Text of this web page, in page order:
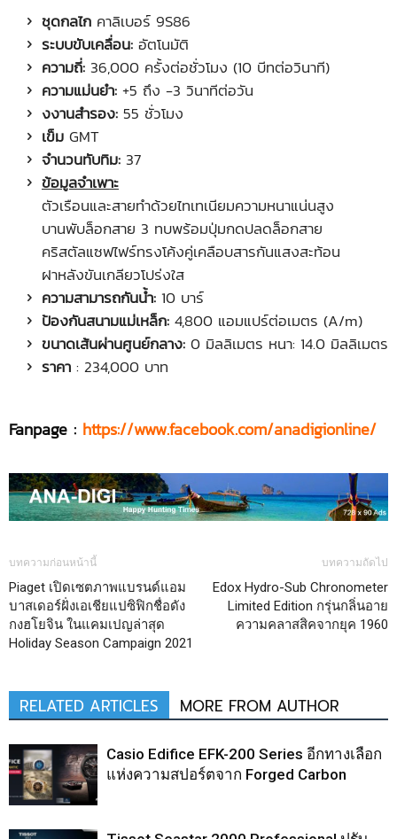
ชุดกลไก คาลิเบอร์ 9S86
ระบบขับเคลื่อน: อัตโนมัติ
ความถี่: 36,000 ครั้งต่อชั่วโมง (10 บีทต่อวินาที)
ความแม่นยำ: +5 ถึง -3 วินาทีต่อวัน
งงานสำรอง: 55 ชั่วโมง
เข็ม GMT
จำนวนทับทิม: 37
ข้อมูลจำเพาะ
ตัวเรือนและสายทำด้วยไทเทเนียมความหนาแน่นสูง
บานพับล็อกสาย 3 ทบพร้อมปุ่มกดปลดล็อกสาย
คริสตัลแซฟไฟร์ทรงโค้งคู่เคลือบสารกันแสงสะท้อน
ฝาหลังขันเกลียวโปร่งใส
ความสามารถกันน้ำ: 10 บาร์
ป้องกันสนามแม่เหล็ก: 4,800 แอมแปร์ต่อเมตร (A/m)
ขนาดเส้นผ่านศูนย์กลาง: 0 มิลลิเมตร หนา: 14.0 มิลลิเมตร
ราคา : 234,000 บาท
Fanpage : https://www.facebook.com/anadigionline/
บทความก่อนหน้านี้
Piaget เปิดเซตภาพแบรนด์แอม
บาสเดอร์ฝั่งเอเชียแปซิฟิกชื่อดัง
กงฮโยจิน ในแคมเปญล่าสุด
Holiday Season Campaign 2021
บทความถัดไป
Edox Hydro-Sub Chronometer
Limited Edition กรุ่นกลิ่นอาย
ความคลาสสิคจากยุค 1960
RELATED ARTICLES MORE FROM AUTHOR
Casio Edifice EFK-200 Series อีกทางเลือก
แห่งความสปอร์ตจาก Forged Carbon